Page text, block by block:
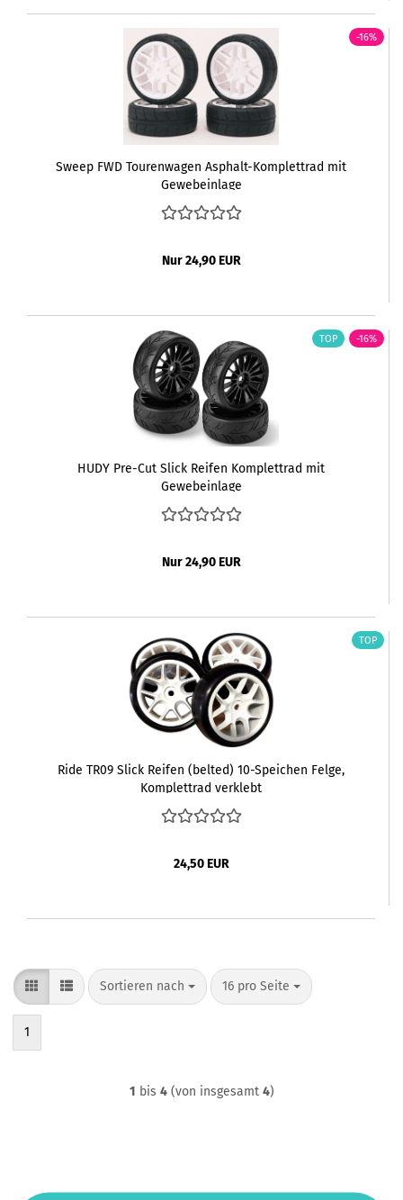
-16%
Sweep FWD Tourenwagen Asphalt-Komplettrad mit
Gewebeinlage
Nur 24,90 EUR
TOP -16%
HUDY Pre-Cut Slick Reifen Komplettrad mit
Gewebeinlage
Nur 24,90 EUR
TOP
Ride TR09 Slick Reifen (belted) 10-Speichen Felge,
Komplettrad verklebt
24,50 EUR
Sortieren nach
Sortieren nach 16 pro Seite
pro Seite
1
1 bis 4(von insgesamt 4)